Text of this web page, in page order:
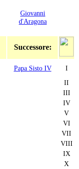
Giovanni
d'Aragona
Successore:
Papa Sisto IV
I
II
III
IV
V
VI
VII
VIII
IX
X